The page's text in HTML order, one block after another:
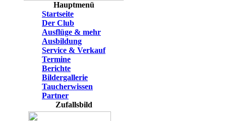
Hauptmenü
Startseite
Der Club
Ausflüge & mehr
Ausbildung
Service & Verkauf
Termine
Berichte
Bildergallerie
Taucherwissen
Partner
Zufallsbild